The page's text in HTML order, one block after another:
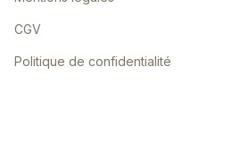
CGV
Politique de confidentialité